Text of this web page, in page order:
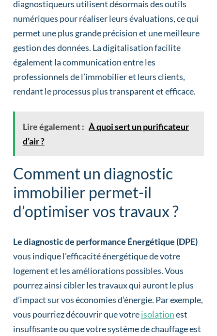
diagnostiqueurs utilisent désormais des outils
numériques pour réaliser leurs évaluations, ce qui
permet une plus grande précision et une meilleure
gestion des données. La digitalisation facilite
également la communication entre les
professionnels de l’immobilier et leurs clients,
rendant le processus plus transparent et efficace.
Lire également : À quoi sert un purificateur
d’air ?
Comment un diagnostic
immobilier permet-il
d’optimiser vos travaux ?
Le diagnostic de performance Énergétique (DPE)
vous indique l’efficacité énergétique de votre
logement et les améliorations possibles. Vous
pourrez ainsi cibler les travaux qui auront le plus
d’impact sur vos économies d’énergie. Par exemple,
vous pourriez découvrir que votreisolationest
insuffisante ou que votre système de chauffage est